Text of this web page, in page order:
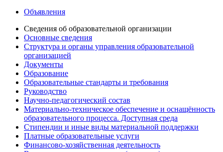
Объявления
Сведения об образовательной организации
Основные сведения
Структура и органы управления образовательной
организацией
Документы
Образование
Образовательные стандарты и требования
Руководство
Научно-педагогический состав
Материально-техническое обеспечение и оснащённость
образовательного процесса. Доступная среда
Стипендии и иные виды материальной поддержки
Платные образовательные услуги
Финансово-хозяйственная деятельность